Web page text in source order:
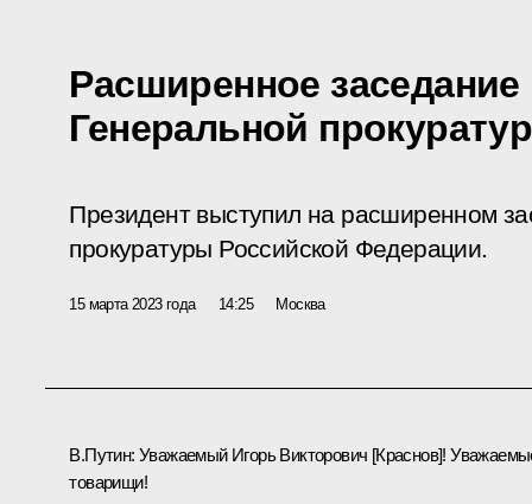
Расширенное заседание
Генеральной
Президент выступил на расширенном
прокуратуры Российской Федерации.
15 марта 2023 года 14:25 Москва
В.Путин: Уважаемый Игорь Викторович [Краснов]!
товарищи!